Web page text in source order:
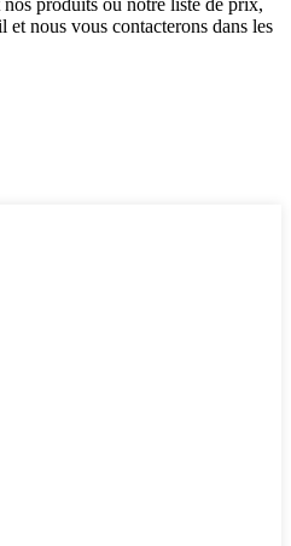
nous vous contacterons dans les